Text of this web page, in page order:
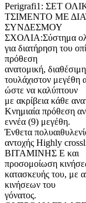
Perigrafi1: ΣΕΤ
ΤΣΙΜΕΝΤΟ ΜΕ
ΣΥΝΔΕΣΜΟΥ
ΣΧΟΛΙΑ:Σύστημα
για διατήρηση του
πρόθεση
ανατομική,
τουλάχιστον μεγέθη
ώστε να καλύπτουν
με ακρίβεια κάθε
Κνημιαία πρόθεση
εννέα (9) μεγέθη.
Ένθετα
αντοχής Highly
ΒΙΤΑΜΙΝΗΣ Ε και
προσομοίωση
κατασκευής του, με
κινήσεων του
γόνατος.